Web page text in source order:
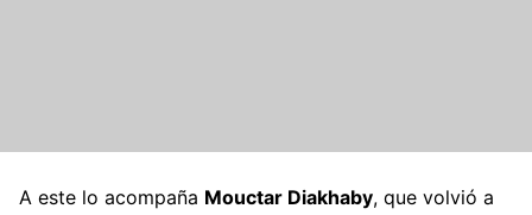
A este lo acompaña Mouctar Diakhaby, que volvió a